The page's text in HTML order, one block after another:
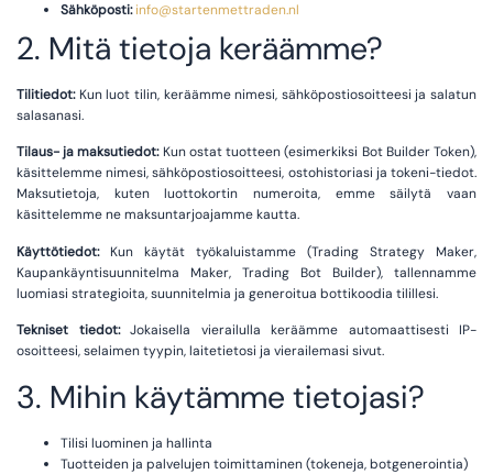
Sähköposti: info@startenmettraden.nl
2. Mitä tietoja keräämme?
Tilitiedot:Kun luot tilin, keräämme nimesi, sähköpostiosoitteesi ja salatun
salasanasi.
Tilaus- ja maksutiedot:Kun ostat tuotteen (esimerkiksi Bot Builder Token),
käsittelemme nimesi, sähköpostiosoitteesi, ostohistoriasi ja tokeni-tiedot.
Maksutietoja, kuten luottokortin numeroita, emme säilytä vaan
käsittelemme ne maksuntarjoajamme kautta.
Käyttötiedot:Kun käytät työkaluistamme (Trading Strategy Maker,
Kaupankäyntisuunnitelma Maker, Trading Bot Builder), tallennamme
luomiasi strategioita, suunnitelmia ja generoitua bottikoodia tilillesi.
Tekniset tiedot:Jokaisella vierailulla keräämme automaattisesti IP-
osoitteesi, selaimen tyypin, laitetietosi ja vierailemasi sivut.
3. Mihin käytämme tietojasi?
Tilisi luominen ja hallinta
Tuotteiden ja palvelujen toimittaminen (tokeneja, botgenerointia)